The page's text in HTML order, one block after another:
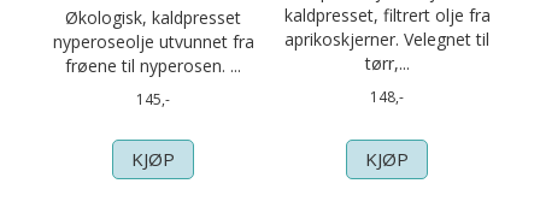
Økologisk, kaldpresset
nyperoseolje utvunnet fra
frøene til nyperosen. ...
145,-
KJØP
kaldpresset, filtrert olje fra
aprikoskjerner. Velegnet til
tørr,...
148,-
KJØP